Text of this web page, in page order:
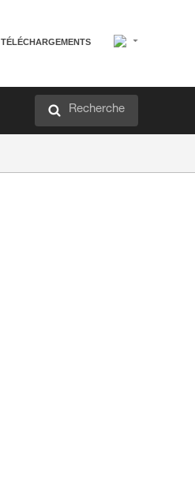
TÉLÉCHARGEMENTS
Recherche